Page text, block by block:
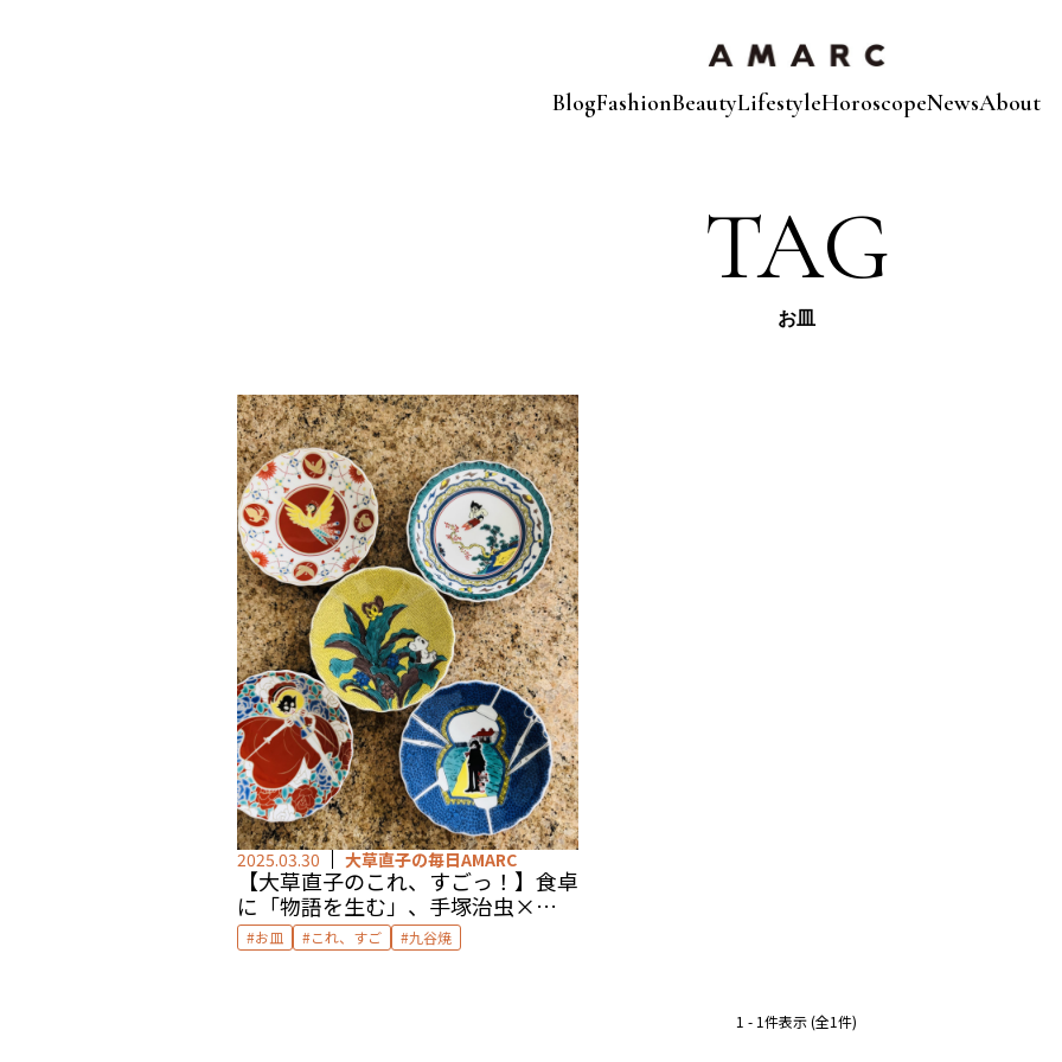
BlogFashionBeautyLifestyleHoroscopeNewsAbout
TAG
お皿
2025.03.30 大草直子の毎日AMARC
【大草直子のこれ、すごっ！】食卓
に「物語を生む」、手塚治虫×九谷
焼の銘々皿
お皿 これ、すご 九谷焼
1 - 1件表示 (全1件)